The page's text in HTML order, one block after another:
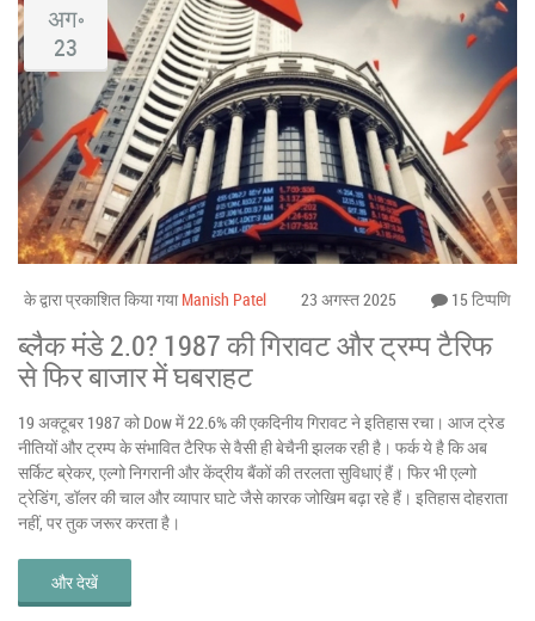
अग॰
23
के द्वारा प्रकाशित किया गया Manish Patel 23 अगस्त 2025 15 टिप्पणि
ब्लैक मंडे 2.0? 1987 की गिरावट और ट्रम्प टैरिफ
से फिर बाजार में घबराहट
19 अक्टूबर 1987 को Dow में 22.6% की एकदिनीय गिरावट ने इतिहास रचा। आज ट्रेड
नीतियों और ट्रम्प के संभावित टैरिफ से वैसी ही बेचैनी झलक रही है। फर्क ये है कि अब
सर्किट ब्रेकर, एल्गो निगरानी और केंद्रीय बैंकों की तरलता सुविधाएं हैं। फिर भी एल्गो
ट्रेडिंग, डॉलर की चाल और व्यापार घाटे जैसे कारक जोखिम बढ़ा रहे हैं। इतिहास दोहराता
नहीं, पर तुक जरूर करता है।
और देखें